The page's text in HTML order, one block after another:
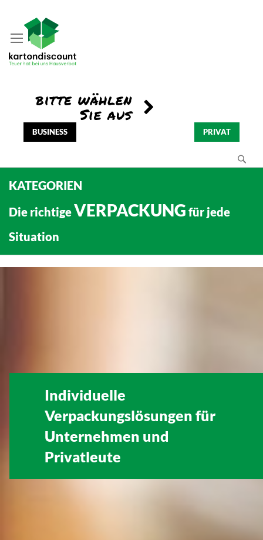
BUSINESS PRIVAT
KATEGORIEN
Die richtigeVERPACKUNG für jede
Situation
Individuelle
Verpackungslösungen für
Unternehmen und
Privatleute